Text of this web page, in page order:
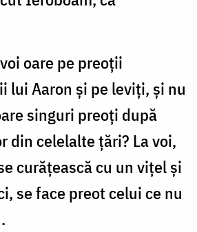
oare pe preoţii
lui Aaron şi pe leviţi, şi nu
singuri preoţi după
din celelalte ţări? La voi,
curăţească cu un viţel şi
se face preot celui ce nu